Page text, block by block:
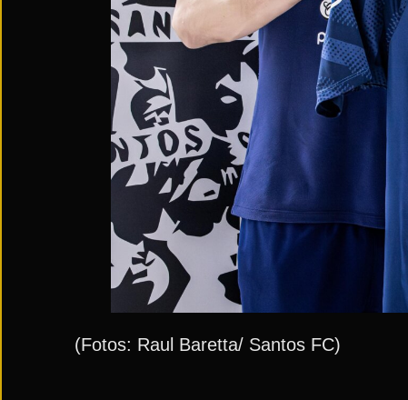
(Fotos: Raul Baretta/ Santos FC)